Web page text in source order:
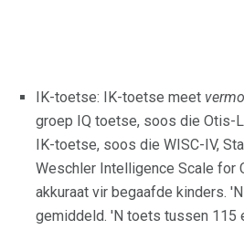
IK-toetse: IK-toetse meet
groep IQ toetse, soos die Otis-
IK-toetse, soos die WISC-IV,
Weschler Intelligence Scale for
akkuraat vir begaafde kinders.
gemiddeld. 'N toets tussen 115